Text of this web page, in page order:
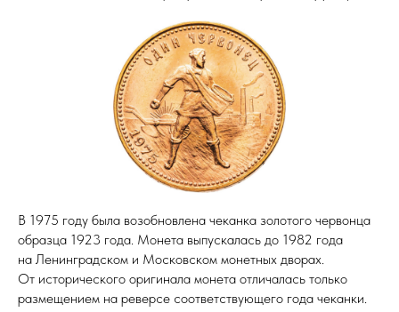
В 1975 году была возобновлена чеканка золотого червонца
образца 1923 года. Монета выпускалась до 1982 года
на Ленинградском и Московском монетных дворах.
От исторического оригинала монета отличалась только
размещением на реверсе соответствующего года чеканки.